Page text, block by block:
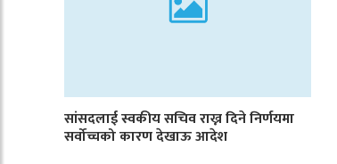
सांसदलाई स्वकीय सचिव राख्न दिने निर्णयमा
सर्वोच्चको कारण देखाऊ आदेश